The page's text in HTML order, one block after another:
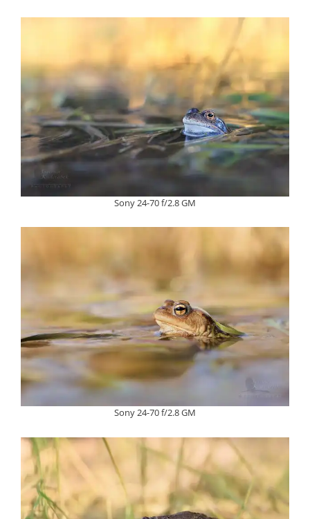
Sony 24-70 f/2.8 GM
Sony 24-70 f/2.8 GM